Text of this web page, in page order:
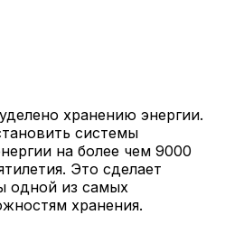
хранению энергии.
системы
на более чем 9000
Это сделает
одной из самых
хранения.